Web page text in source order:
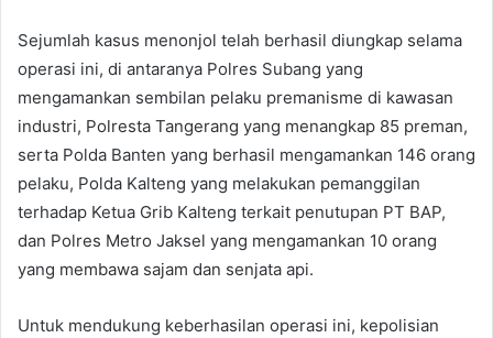
Sejumlah kasus menonjol telah berhasil diungkap selama
operasi ini, di antaranya Polres Subang yang
mengamankan sembilan pelaku premanisme di kawasan
industri, Polresta Tangerang yang menangkap 85 preman,
serta Polda Banten yang berhasil mengamankan 146 orang
pelaku, Polda Kalteng yang melakukan pemanggilan
terhadap Ketua Grib Kalteng terkait penutupan PT BAP,
dan Polres Metro Jaksel yang mengamankan 10 orang
yang membawa sajam dan senjata api.
Untuk mendukung keberhasilan operasi ini, kepolisian